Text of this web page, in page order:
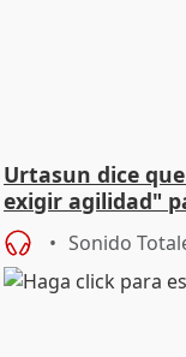
Urtasun dice
exigir agilidad"
Sonido